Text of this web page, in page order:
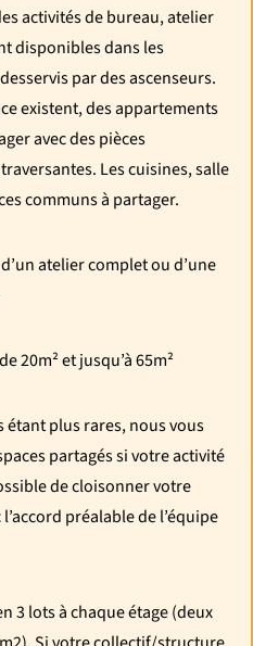
activités de bureau, atelier
disponibles dans les
par des ascenseurs.
existent, des appartements
avec des pièces
Les cuisines, salle
communs à partager.
atelier complet ou d’une
20m² et jusqu’à 65m²
étant plus rares, nous vous
partagés si votre activité
de cloisonner votre
préalable de l’équipe
3 lots à chaque étage (deux